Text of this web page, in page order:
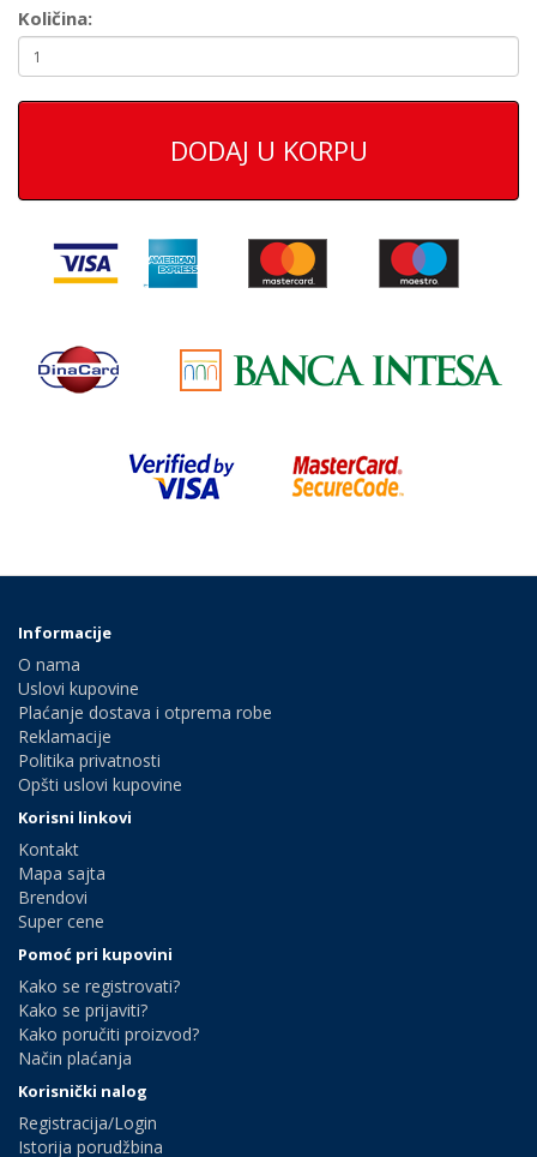
Količina:
DODAJ U KORPU
Informacije
O nama
Uslovi kupovine
Plaćanje dostava i otprema robe
Reklamacije
Politika privatnosti
Opšti uslovi kupovine
Korisni linkovi
Kontakt
Mapa sajta
Brendovi
Super cene
Pomoć pri kupovini
Kako se registrovati?
Kako se prijaviti?
Kako poručiti proizvod?
Način plaćanja
Korisnički nalog
Registracija/Login
Istorija porudžbina